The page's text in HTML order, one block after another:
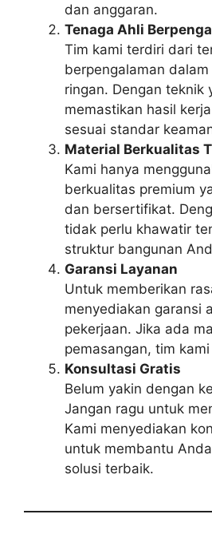
dan anggaran.
Tenaga Ahli
Tim kami terdiri dari
berpengalaman
ringan. Dengan teknik
memastikan hasil
sesuai standar
Material Berkualitas
Kami hanya
berkualitas premium
dan bersertifikat.
tidak perlu khawatir
struktur bangunan
Garansi Layanan
Untuk memberikan
menyediakan garansi
pekerjaan. Jika ada
pemasangan, tim
Konsultasi Gratis
Belum yakin dengan
Jangan ragu untuk
Kami menyediakan
untuk membantu
solusi terbaik.